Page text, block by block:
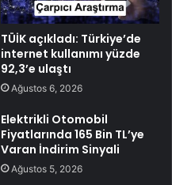
TÜİK açıkladı: Türkiye’de
internet kullanımı yüzde
92,3’e ulaştı
Ağustos 6, 2026
Elektrikli Otomobil
Fiyatlarında 165 Bin TL’ye
Varan İndirim Sinyali
Ağustos 5, 2026